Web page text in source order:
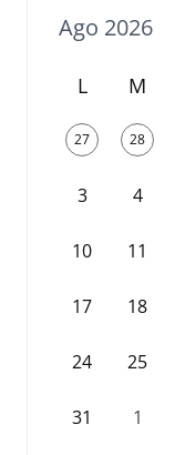
L M
27 28
3 4
10 11
17 18
24 25
31 1